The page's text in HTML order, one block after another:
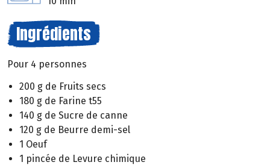
Ingrédients
Pour 4 personnes
200 g de Fruits secs
180 g de Farine t55
140 g de Sucre de canne
120 g de Beurre demi-sel
1 Oeuf
1 pincée de Levure chimique